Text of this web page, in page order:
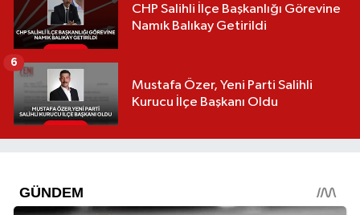
CHP Salihli İlçe Başkanlığı Görevine
Namık Balıkay Getirildi
Mustafa Özer, Yeni Parti Salihli
Kurucu İlçe Başkanı Oldu
6